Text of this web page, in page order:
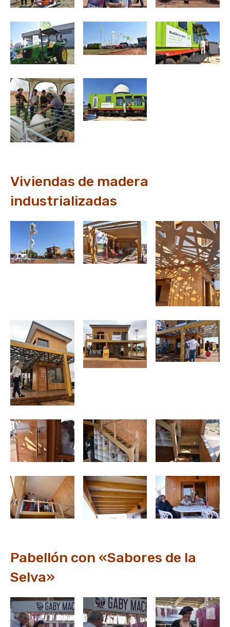
Viviendas de madera
industrializadas
Pabellón con «Sabores de la
Selva»